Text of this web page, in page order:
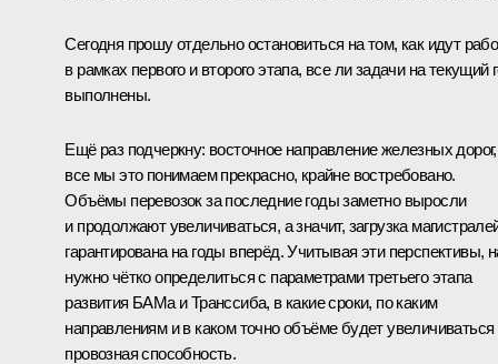
Сегодня прошу отдельно остановиться на том, как идут
в рамках первого и второго этапа, все ли задачи на текущий
выполнены.
Ещё раз подчеркну: восточное направление железных дорог,
все мы это понимаем прекрасно, крайне востребовано.
Объёмы перевозок за последние годы заметно выросли
и продолжают увеличиваться, а значит, загрузка
гарантирована на годы вперёд. Учитывая эти перспективы,
нужно чётко определиться с параметрами третьего этапа
развития БАМа и Транссиба, в какие сроки, по каким
направлениям и в каком точно объёме будет увеличиваться
провозная способность.